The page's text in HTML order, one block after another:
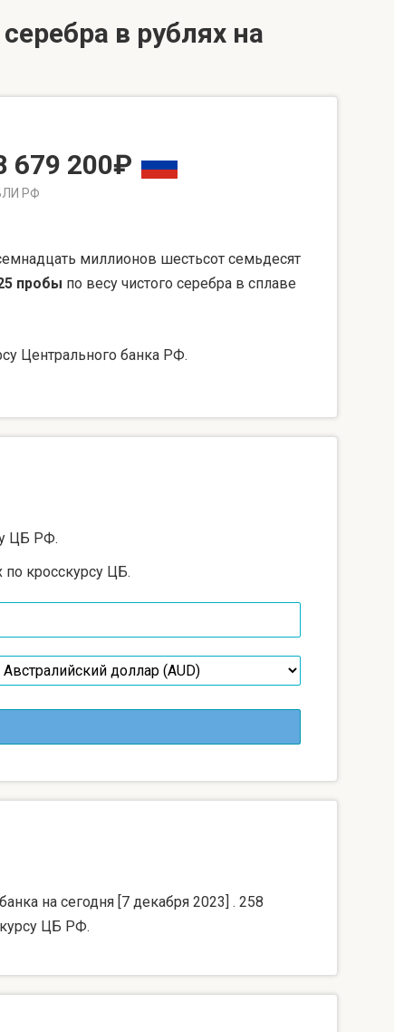
в рублях на
679 200₽
РФ
миллионов шестьсот семьдесят
пробы по весу чистого серебра в сплаве
Центрального банка РФ.
ЦБ РФ.
по кросскурсу ЦБ.
на сегодня [7 декабря 2023] . 258
ЦБ РФ.